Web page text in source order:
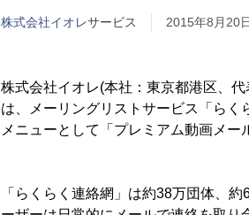
株式会社イオレサービス 2015年8月20
株式会社イオレ(本社：東京都港区、
は、メーリングリストサービス「ら
メニューとして「プレミアム動画メー
「らくらく連絡網」は約38万団体、